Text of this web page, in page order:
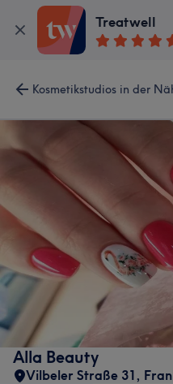
Treatwell
Kosmetikstudios in der
Alla Beauty
Vilbeler Straße 31,